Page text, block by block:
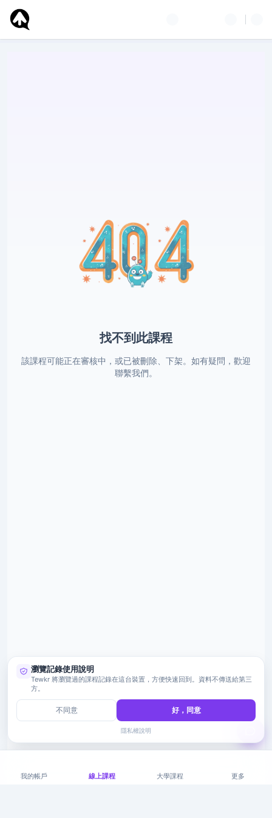
找不到此課程
該課程可能正在審核中，或已被刪除、下架。如有疑問，歡迎
聯繫我們。
我的帳戶 線上課程 大學課程 更多
瀏覽記錄使用說明
Tewkr 將瀏覽過的課程記錄在這台裝置，方便快速回到。資料不傳送給第三
方。
不同意 好，同意
隱私權說明